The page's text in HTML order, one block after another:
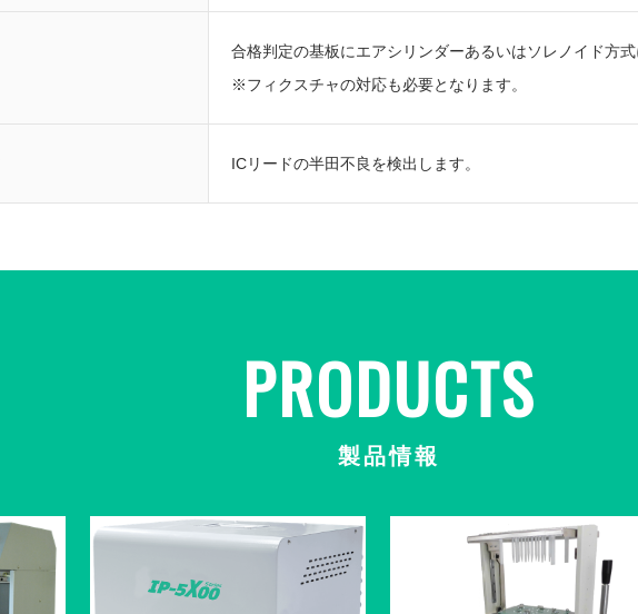
合格判定の基板にエアシリンダーあるいはソレノイド方
※フィクスチャの対応も必要となります。
ICリードの半田不良を検出します。
PRODUCTS
製品情報